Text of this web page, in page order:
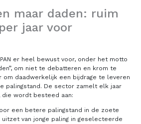
maar daden: ruim
jaar voor
er heel bewust voor, onder het motto
om niet te debatteren en krom te
om daadwerkelijk een bijdrage te leveren
palingstand. De sector zamelt elk jaar
die wordt besteed aan:
een betere palingstand in de zoete
van jonge paling in geselecteerde